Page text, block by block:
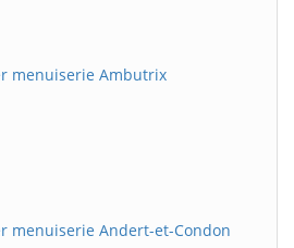
menuiserie Ambutrix
menuiserie Andert-et-Condon